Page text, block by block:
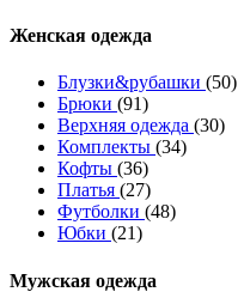
Женская одежда
Блузки&рубашки (50)
Брюки (91)
Верхняя одежда (30)
Комплекты (34)
Кофты (36)
Платья (27)
Футболки (48)
Юбки (21)
Мужская одежда